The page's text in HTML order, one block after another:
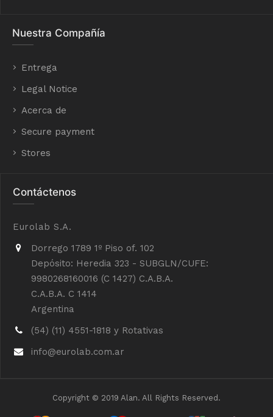
Nuestra Compañía
Entrega
Legal Notice
Acerca de
Secure payment
Stores
Contáctenos
Eurolab S.A.
Dorrego 1789 1º Piso of. 102
Depósito: Heredia 323 - SUBGLN/CUFE:
9980268160016 (C 1427) C.A.B.A.
C.A.B.A. C 1414
Argentina
(54) (11) 4551-1818 y Rotativas
info@eurolab.com.ar
Copyright © 2019 Alan. All Rights Reserved.